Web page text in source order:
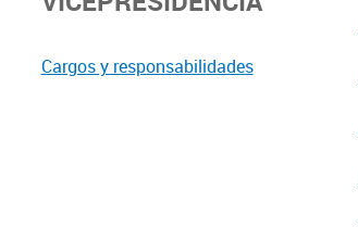
Cargos y responsabilidades